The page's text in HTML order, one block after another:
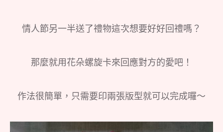
情人節另一半送了禮物這次想要好好回禮嗎？
那麼就用花朵螺旋卡來回應對方的愛吧！
作法很簡單，只需要印兩張版型就可以完成囉～